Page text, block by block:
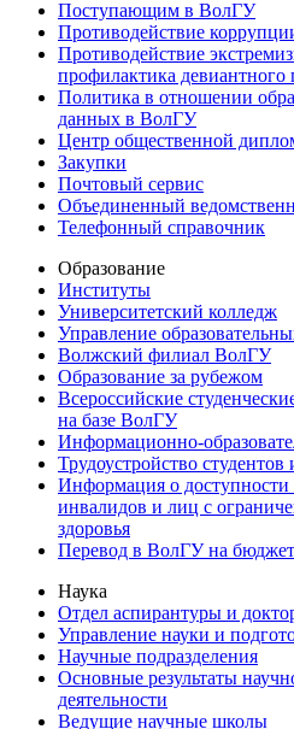
Поступающим в ВолГУ
Противодействие
Противодействие
профилактика девиантного
Политика в отношении
данных в ВолГУ
Центр общественной
Закупки
Почтовый сервис
Объединенный
Телефонный справочник
Образование
Институты
Университетский колледж
Управление
Волжский филиал ВолГУ
Образование за рубежом
Всероссийские
на базе ВолГУ
Информационно-
Трудоустройство
Информация о доступности
инвалидов и лиц с
здоровья
Перевод в ВолГУ на бюджет
Наука
Отдел аспирантуры и
Управление науки и
Научные подразделения
Основные результаты
деятельности
Ведущие научные школы